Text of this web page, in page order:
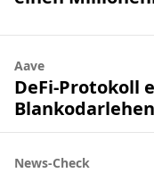
Aave
DeFi-Protokoll
Blankodarlehen
News-Check